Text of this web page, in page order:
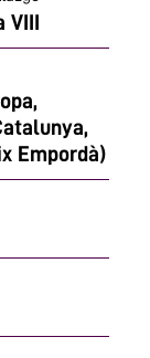
VIII
Empordà)